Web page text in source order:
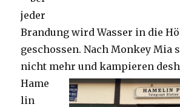
jeder
Brandung wird Wasser in die
geschossen. Nach Monkey Mia
nicht mehr und kampieren
Hame
lin